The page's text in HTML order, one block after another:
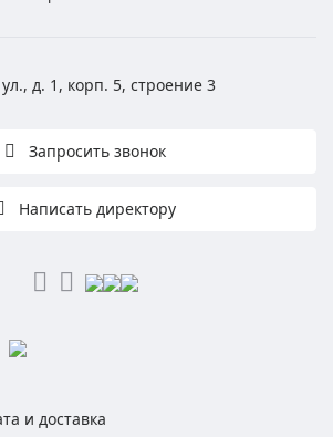
д. 1, корп. 5, строение 3
Запросить звонок
Написать директору
и доставка